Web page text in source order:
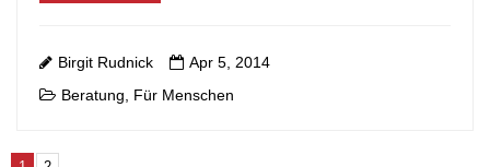
Birgit Rudnick
Apr 5, 2014
Beratung, Für Menschen